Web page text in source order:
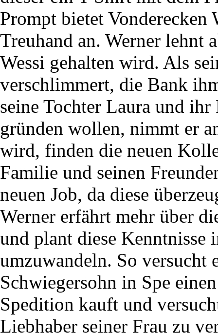
Prompt bietet Vonderecken
Treuhand an. Werner lehnt
Wessi gehalten wird. Als
verschlimmert, die Bank
seine Tochter Laura und
gründen wollen, nimmt er
wird, finden die neuen
Familie und seinen
neuen Job, da diese
Werner erfährt mehr über
und plant diese Kenntnisse
umzuwandeln. So versucht
Schwiegersohn in Spe
Spedition kauft und
Liebhaber seiner Frau zu